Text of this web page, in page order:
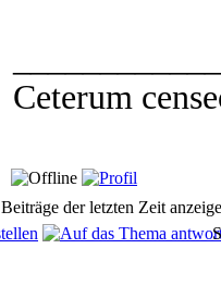
Ceterum
Beiträge der letzten Zeit